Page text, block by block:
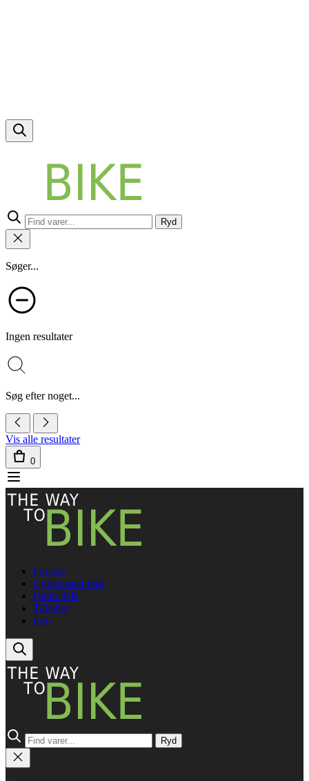
Ryd
Søger...
Ingen resultater
Søg efter noget...
Vis alle resultater
0
Forside
Cykler med rem
Gates dele
Tilbehør
Info
Ryd